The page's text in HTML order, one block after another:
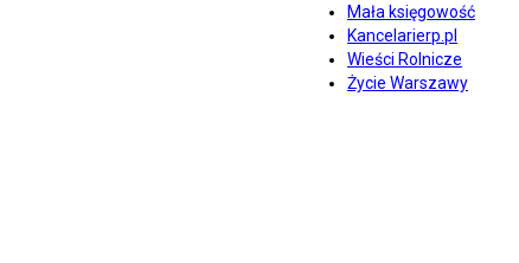
Mała księgowość
Kancelarierp.pl
Wieści Rolnicze
Życie Warszawy